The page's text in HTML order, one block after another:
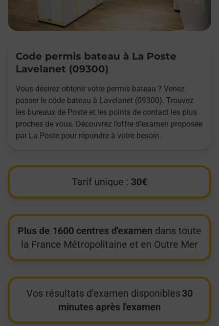
Code permis bateau à La Poste
Lavelanet (09300)
Vous désirez obtenir votre permis bateau ? Venez
passer le code bateau à Lavelanet (09300). Trouvez
les bureaux de Poste et les points de contact les plus
proches de vous. Découvrez l’offre d’examen proposée
par La Poste pour répondre à votre besoin.
Tarif unique : 30€
Plus de 1600 centres d'examen dans toute
la France Métropolitaine et en Outre Mer
Vos résultats d'examen disponibles 30
minutes après l'examen